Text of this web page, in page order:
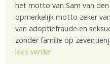
het motto van Sam van
opmerkelijk motto zeker
van adoptiefraude en
zonder familie op
lees verder